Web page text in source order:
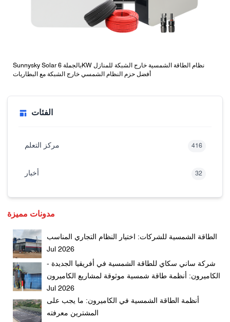
Sunnysky Solar بالجملة 6KW نظام الطاقة الشمسية خارج الشبكة للمنازل
أفضل حزم النظام الشمسي خارج الشبكة مع البطاريات
الفئات
مركز التعلم 416
أخبار 32
مدونات مميزة
الطاقة الشمسية للشركات: اختيار النظام التجاري المناسب
Jul 2026
شركة ساني سكاي للطاقة الشمسية في أفريقيا الجديدة -
الكاميرون: أنظمة طاقة شمسية موثوقة لمشاريع الكاميرون
Jul 2026
أنظمة الطاقة الشمسية في الكاميرون: ما يجب على
المشترين معرفته